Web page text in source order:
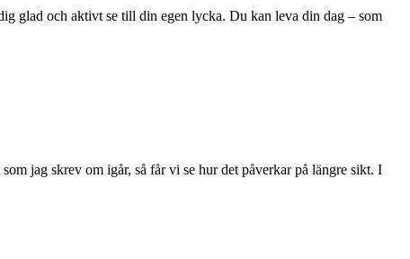
glad och aktivt se till din egen lycka. Du kan leva din dag – som
jag skrev om igår, så får vi se hur det påverkar på längre sikt. I